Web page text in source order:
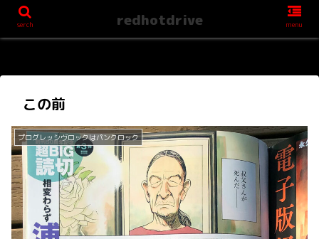
この前
プログレッシヴロックはパンクロック
serch redhotdrive menu